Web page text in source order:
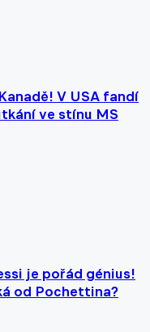
V USA fandí
ve stínu MS
je pořád génius!
od Pochettina?